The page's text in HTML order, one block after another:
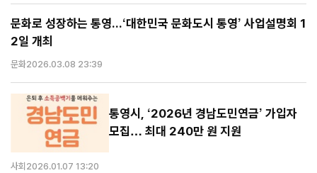
문화로 성장하는 통영...‘대한민국 문화도시 통영’ 사업설명회 1
2일 개최
문화2026.03.08 23:39
통영시, ‘2026년 경남도민연금’ 가입자
모집… 최대 240만 원 지원
사회 2026.01.07 13:20